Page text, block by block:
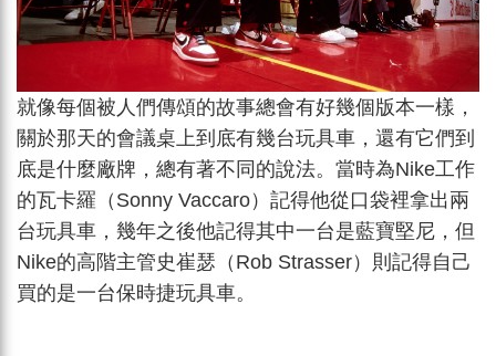
就像每個被人們傳頌的故事總會有好幾個版本一樣，
關於那天的會議桌上到底有幾台玩具車，還有它們到
底是什麼廠牌，總有著不同的說法。當時為Nike工作
的瓦卡羅（Sonny Vaccaro）記得他從口袋裡拿出兩
台玩具車，幾年之後他記得其中一台是藍寶堅尼，但
Nike的高階主管史崔瑟（Rob Strasser）則記得自己
買的是一台保時捷玩具車。